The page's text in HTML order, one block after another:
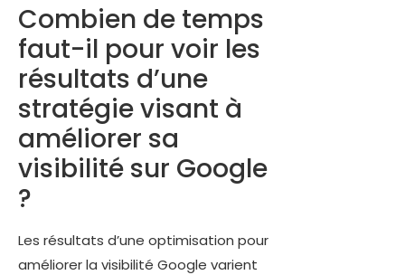
Combien de temps
faut-il pour voir les
résultats d’une
stratégie visant à
améliorer sa
visibilité sur Google
?
Les résultats d’une optimisation pour
améliorer la visibilité Google varient